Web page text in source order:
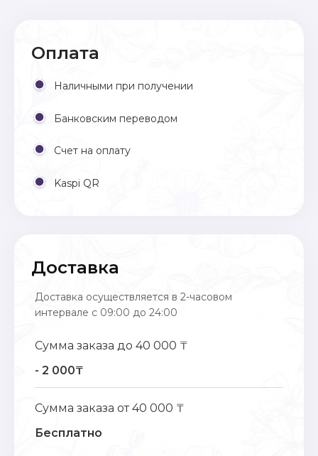
Оплата
Наличными при получении
Банковским переводом
Счет на оплату
Kaspi QR
Доставка
Доставка осуществляется в 2-часовом
интервале с 09:00 до 24:00
Сумма заказа до 40 000 ₸
- 2 000₸
Сумма заказа от 40 000 ₸
Бесплатно